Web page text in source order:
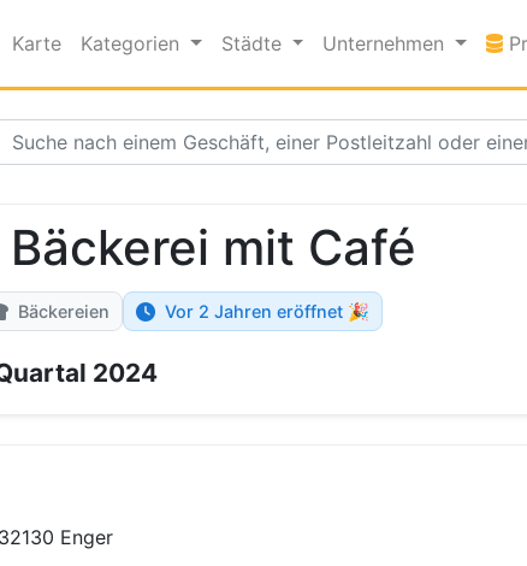
Karte Kategorien Städte Unternehmen
mit Café
Bäckereien Vor 2 Jahren eröffnet 🎉
2024
Enger